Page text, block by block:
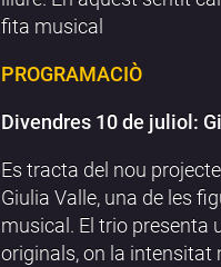
fita musical
PROGRAMACIÒ
Divendres 10 de juliol:
Es tracta del nou
Giulia Valle, una de les
musical. El trio presenta
originals, on la intensitat